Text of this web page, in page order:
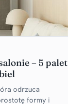
– 5 palet
odrzuca
formy i